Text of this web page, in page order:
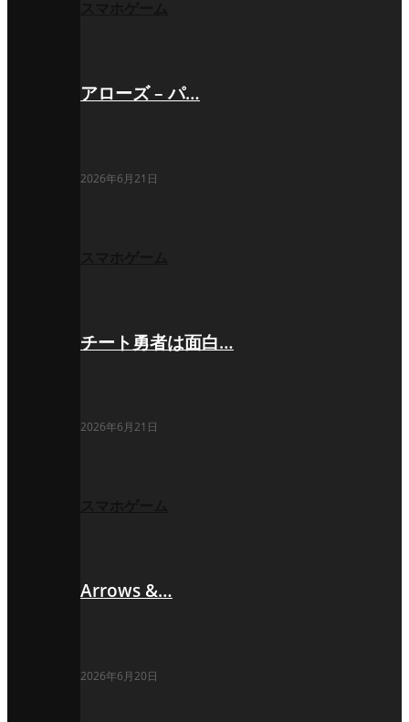
アローズ – パ…
2026年6月21日
チート勇者は面白…
2026年6月21日
Arrows &…
2026年6月20日